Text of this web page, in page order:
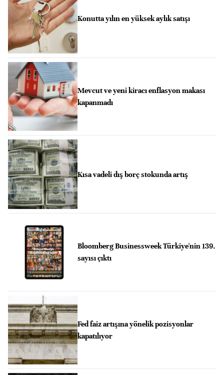
Konutta yılın en yüksek aylık satışı
Mevcut ve yeni kiracı enflasyon makası
kapanmadı
Kısa vadeli dış borç stokunda artış
Bloomberg Businessweek Türkiye'nin 139.
sayısı çıktı
Fed faiz artışına yönelik pozisyonlar
kapatılıyor